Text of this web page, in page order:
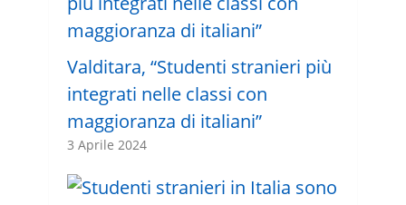
Valditara, “Studenti stranieri più
integrati nelle classi con
maggioranza di italiani”
3 Aprile 2024